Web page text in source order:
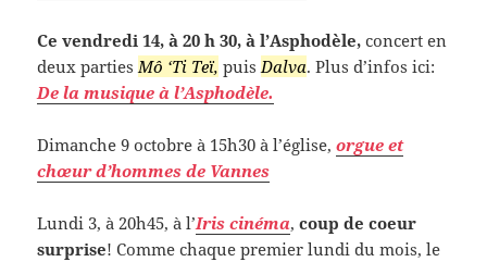
Ce vendredi 14, à 20 h 30, à l’Asphodèle, concert en
deux parties Mô ‘Ti Teï, puis Dalva. Plus d’infos ici:
De la musique à l’Asphodèle.
Dimanche 9 octobre à 15h30 à l’église,orgue et
chœur d’hommes de Vannes
Lundi 3, à 20h45, à l’Iris cinéma, coup de coeur
surprise! Comme chaque premier lundi du mois, le